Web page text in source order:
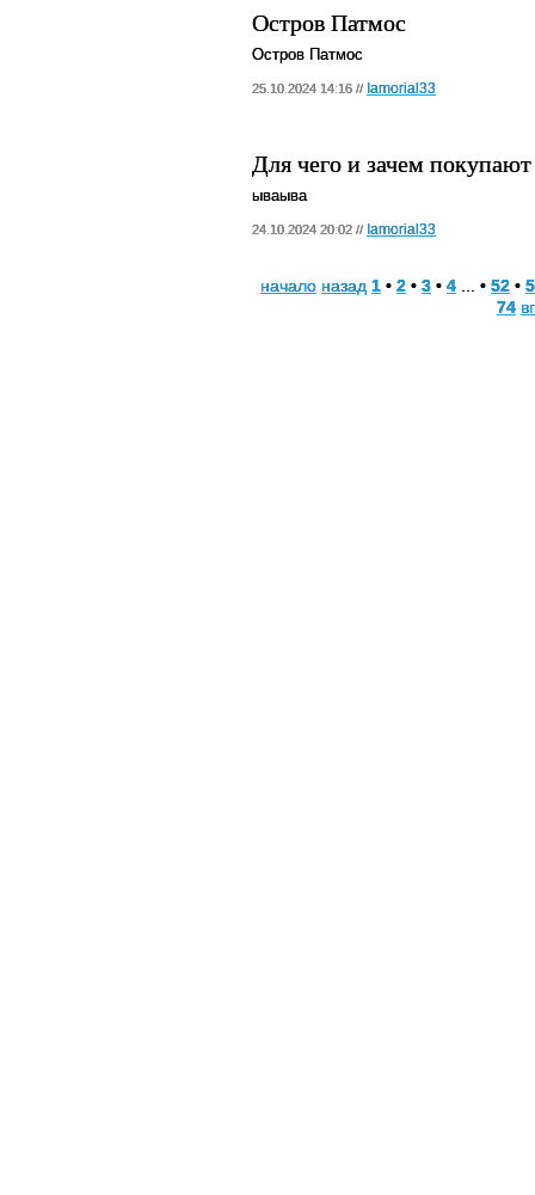
Остров Патмос
Остров Патмос
25.10.2024 14:16 // Iamorial33
Для чего и зачем
ываыва
24.10.2024 20:02 // Iamorial33
начало назад 1 • 2 • 3 • 4 ... • 52 •
74